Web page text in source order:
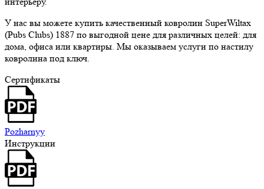
У нас вы можете купить качественный ковролин SuperWiltax
(Pubs Clubs) 1887 по выгодной цене для различных целей: для
дома, офиса или квартиры. Мы оказываем услуги по настилу
ковролина под ключ.
Сертификаты
Pozharnyy
Инструкции